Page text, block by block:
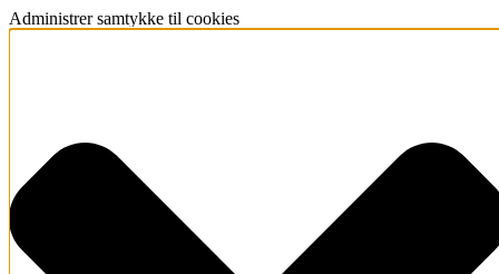
Administrer samtykke til cookies